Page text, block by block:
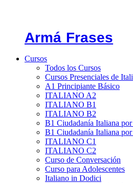
Armá Frases
Cursos
Todos los Cursos
Cursos Presenciales de
A1 Principiante Básico
ITALIANO A2
ITALIANO B1
ITALIANO B2
B1 Ciudadanía Italiana
B1 Ciudadanía Italiana
ITALIANO C1
ITALIANO C2
Curso de Conversación
Curso para Adolescentes
Italiano in Dodici